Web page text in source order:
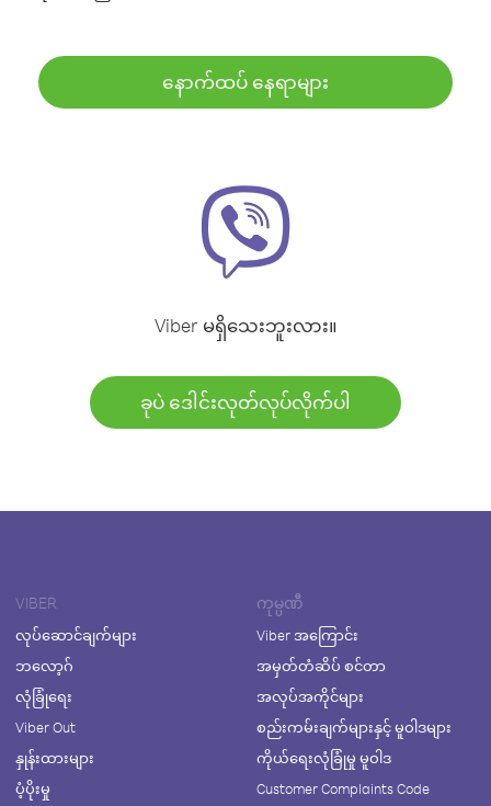
နောက်ထပ် နေရာများ
Viber မရှိသေးဘူးလား။
ခုပဲ ဒေါင်းလုတ်လုပ်လိုက်ပါ
VIBER
လုပ်ဆောင်ချက်များ
ဘလော့ဂ်
လုံခြုံရေး
Viber Out
နှုန်းထားများ
ပံ့ပိုးမှု
ကုမ္ပဏီ
Viber အကြောင်း
အမှတ်တံဆိပ် စင်တာ
အလုပ်အကိုင်များ
စည်းကမ်းချက်များနှင့် မူဝါဒများ
ကိုယ်ရေးလုံခြုံမှု မူဝါဒ
Customer Complaints Code